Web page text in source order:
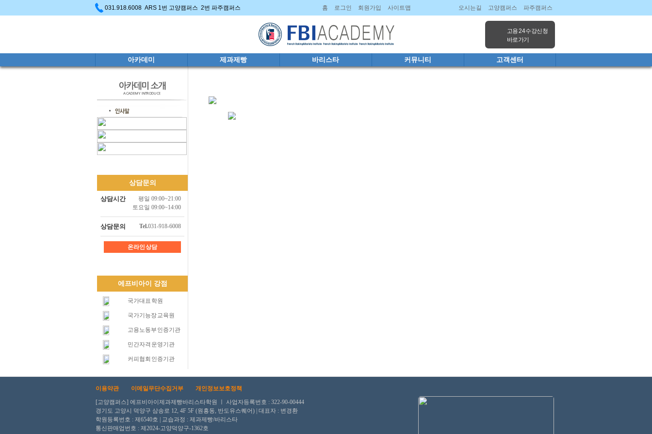
031.918.6008 ARS 1번 고양캠퍼스 2번 파주캠퍼스 홈 로그인 회원가입 사이트맵 오시는길 고양캠퍼스 파주캠퍼스
고용 24 수강신청
바로가기
아카데미 제과제빵 바리스타 커뮤니티 고객센터
상담문의
상담시간
평일 09:00~21:00
토요일 09:00~14:00
상담문의 Tel.031-918-6008
온라인 상담
에프비아이 강점
국가대표 학원
국가기능장 교육원
고용노동부 인증기관
민간자격 운영기관
커피협회 인증기관
이용약관 이메일무단수집거부
개인정보보호정책
[고양캠퍼스] 에프비아이제과제빵바리스타학원 ㅣ 사업자등록번호 : 322-90-00444
경기도 고양시 덕양구 삼송로 12, 4F 5F (원흥동, 반도유스퀘어) | 대표자 : 변경환
학원등록번호 : 제6540호 | 교습과정 : 제과제빵/바리스타
통신판매업번호 : 제2024-고양덕양구-1362호